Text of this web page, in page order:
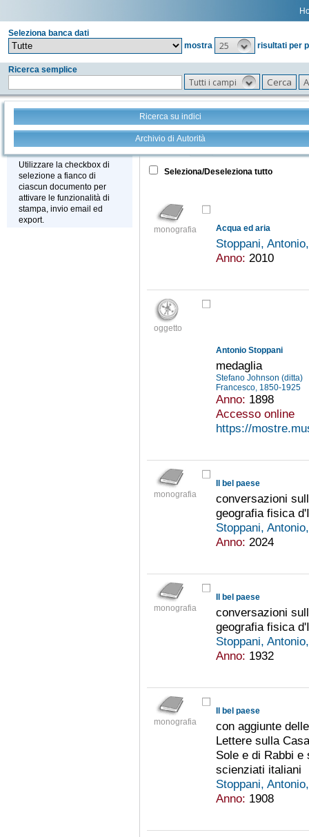
Seleziona banca dati
mostra
25 risultati per
Ricerca semplice
Tutti i campi
Ricerca su indici
Archivio di Autorità
Stampa - Email - Export
Utilizzare la checkbox di
selezione a fianco di
ciascun documento per
attivare le funzionalità di
stampa, invio email ed
export.
Tutto +
Seleziona/Deseleziona tutto
monografia Acqua ed aria
Stoppani,
Anno: 2010
oggetto
Antonio Stoppani
medaglia
Stefano Johnson (ditta)
Francesco, 1850-1925
Anno: 1898
Accesso online
https://
monografia
Il bel paese
conversazioni
geografia fisica
Stoppani,
Anno: 2024
monografia
Il bel paese
conversazioni
geografia fisica
Stoppani,
Anno: 1932
monografia
Il bel paese
con aggiunte
Lettere sulla
Sole e di Rabbi e
scienziati italiani
Stoppani,
Anno: 1908